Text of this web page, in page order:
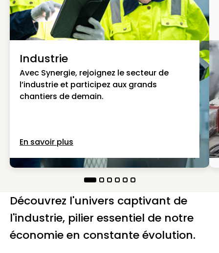
Industrie
Avec Synergie, rejoignez le secteur de
l’industrie et participez aux grands
chantiers de demain.
En savoir plus
Découvrez l'univers captivant de
l'industrie, pilier essentiel de notre
économie en constante évolution.